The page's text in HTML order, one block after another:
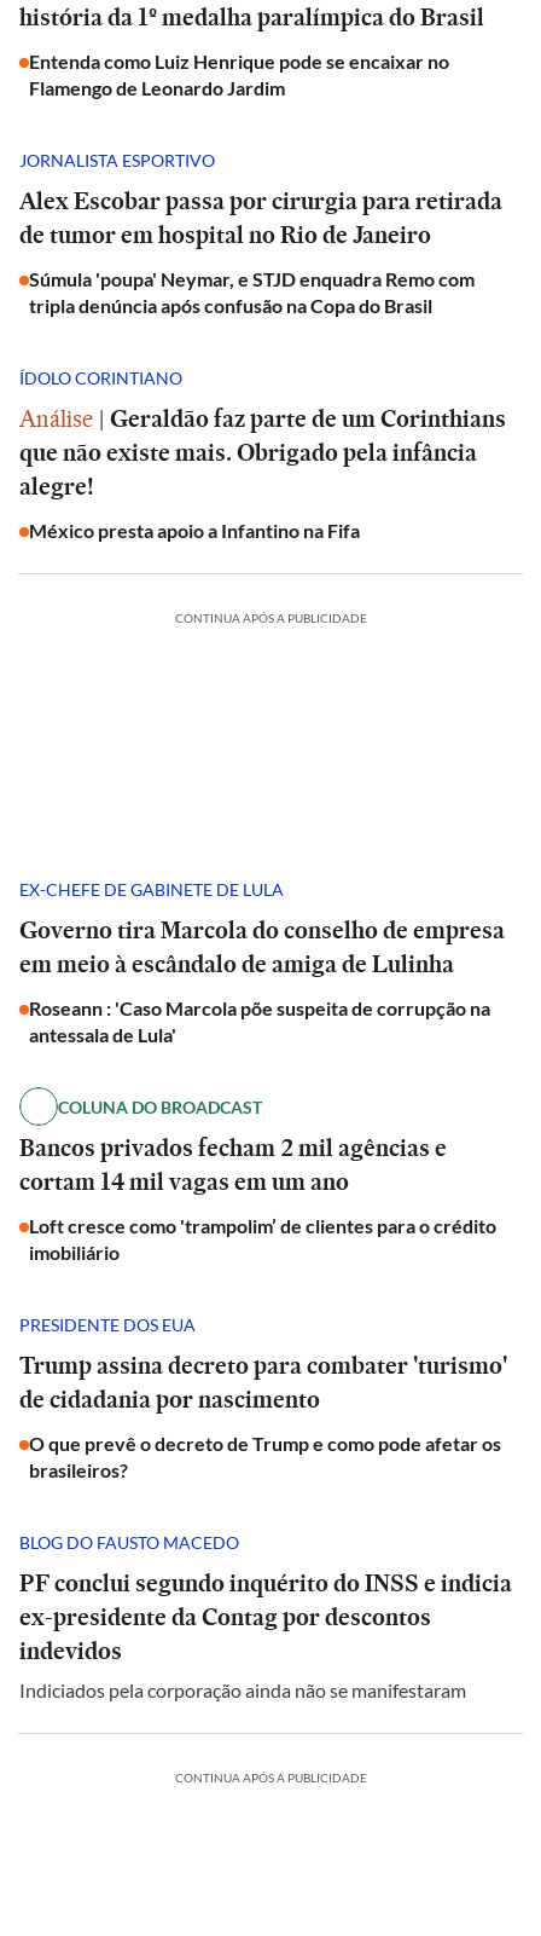
história da 1º medalha paralímpica do Brasil
Entenda como Luiz Henrique pode se encaixar no
Flamengo de Leonardo Jardim
JORNALISTA ESPORTIVO
Alex Escobar passa por cirurgia para retirada
de tumor em hospital no Rio de Janeiro
Súmula 'poupa' Neymar, e STJD enquadra Remo com
tripla denúncia após confusão na Copa do Brasil
ÍDOLO CORINTIANO
Análise | Geraldão faz parte de um Corinthians
que não existe mais. Obrigado pela infância
alegre!
México presta apoio a Infantino na Fifa
CONTINUA APÓS A PUBLICIDADE
EX-CHEFE DE GABINETE DE LULA
Governo tira Marcola do conselho de empresa
em meio à escândalo de amiga de Lulinha
Roseann : 'Caso Marcola põe suspeita de corrupção na
antessala de Lula'
COLUNA DO BROADCAST
Bancos privados fecham 2 mil agências e
cortam 14 mil vagas em um ano
Loft cresce como 'trampolim’ de clientes para o crédito
imobiliário
PRESIDENTE DOS EUA
Trump assina decreto para combater 'turismo'
de cidadania por nascimento
O que prevê o decreto de Trump e como pode afetar os
brasileiros?
BLOG DO FAUSTO MACEDO
PF conclui segundo inquérito do INSS e indicia
ex-presidente da Contag por descontos
indevidos
Indiciados pela corporação ainda não se manifestaram
CONTINUA APÓS A PUBLICIDADE